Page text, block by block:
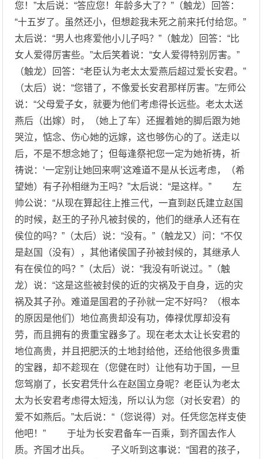
您！”太后说：“答应您！年龄多大了？”（触龙）回答：
“十五岁了。虽然还小，但想趁我未死之前来托付给您。”
太后说：“男人也疼爱他小儿子吗？”（触龙）回答：“比
女人爱得厉害些。”太后笑着说：“女人爱得特别厉害。”
（触龙）回答：“老臣认为老太太爱燕后超过爱长安君。”
（太后）说：“您错了，不像爱长安君那样厉害。”左师公
说：“父母爱子女，就要为他们考虑得长远些。老太太送
燕后（出嫁）时，（她上了车）还握着她的脚后跟为她
哭泣，惦念、伤心她的远嫁，这也够伤心的了。送走以
后，不是不想念她了；但每逢祭祀您一定为她祈祷，祈
祷说：‘一定别让她回来啊’这难道不是从长远考虑，（希
望她）有子孙相继为王吗？”太后说：“是这样。” 左
帅公说：“从现在算起往上推三代，一直到赵氏建立赵国
的时候，赵王的子孙凡被封侯的，他们的继承人还有在
侯位的吗？”（太后）说：“没有。”（触龙又）问：“不仅
是赵国（没有），其他诸侯国子孙被封候的，其继承人
有在侯位的吗？”（太后）说：“我没有听说过。”（触
龙）说：“这是这些被封侯的近的灾祸及于自身，远的灾
祸及其子孙。难道是国君的子孙就一定不好吗？（根本
的原因是他们）地位高贵却没有功，俸禄优厚却没有
劳，而且拥有的贵重宝器多了。现在老太太让长安君的
地位高贵，并且把肥沃的土地封给他，还给他很多贵重
的宝器，却不趁现在（您健在时）让他有功于国，一旦
您驾崩了，长安君凭什么在赵国立身呢？老臣认为老太
太为长安君考虑得太短浅，所以认为您（对长安君）的
爱不如燕后。”太后说：“（您说得）对。任凭您怎样支使
他吧！” 于址为长安君备车一百乘，到齐国去作人
质。齐国才出兵。 子义听到这事说：“国君的孩子，